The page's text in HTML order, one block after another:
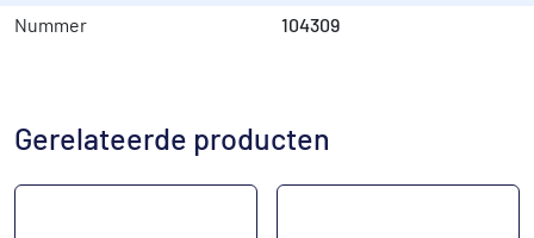
Nummer
104309
Gerelateerde producten